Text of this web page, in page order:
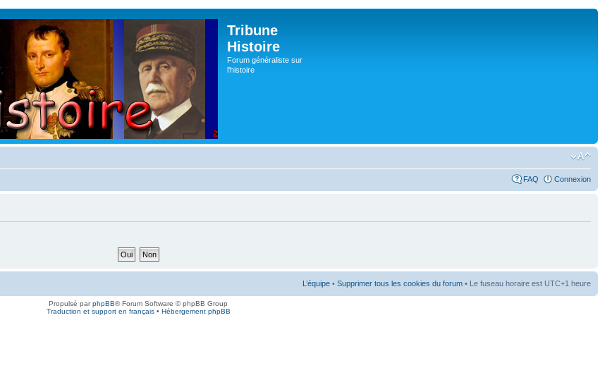
Tribune
Histoire
Forum généraliste sur
l'histoire
FAQ Connexion
L’équipe • Supprimer tous les cookies du forum • Le fuseau horaire est UTC+1 heure
Propulsé parphpBB® Forum Software © phpBB Group
Traduction et support en français• Hébergement phpBB